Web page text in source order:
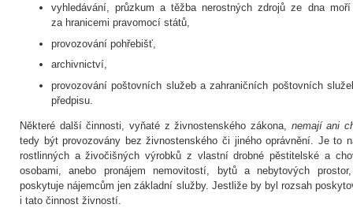
vyhledávání, průzkum a těžba nerostných zdrojů ze dna
za hranicemi pravomocí států,
provozování pohřebišť,
archivnictví,
provozování poštovních služeb a zahraničních poštovních
předpisu.
Některé další činnosti, vyňaté z živnostenského zákona, nemají ani
tedy být provozovány bez živnostenského či jiného oprávnění. Je to
rostlinných a živočišných výrobků z vlastní drobné pěstitelské a
osobami, anebo pronájem nemovitostí, bytů a nebytových
poskytuje nájemcům jen základní služby. Jestliže by byl rozsah
i tato činnost živností.